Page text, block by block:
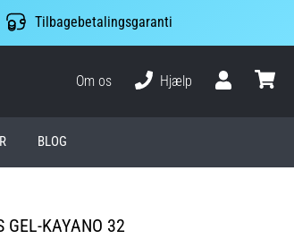
Tilbagebetalingsgaranti
Om os
Hjælp
BLOG
GEL-KAYANO 32